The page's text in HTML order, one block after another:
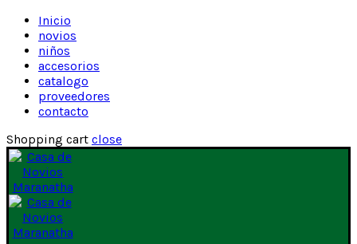
Inicio
novios
niños
accesorios
catalogo
proveedores
contacto
Shopping cart close